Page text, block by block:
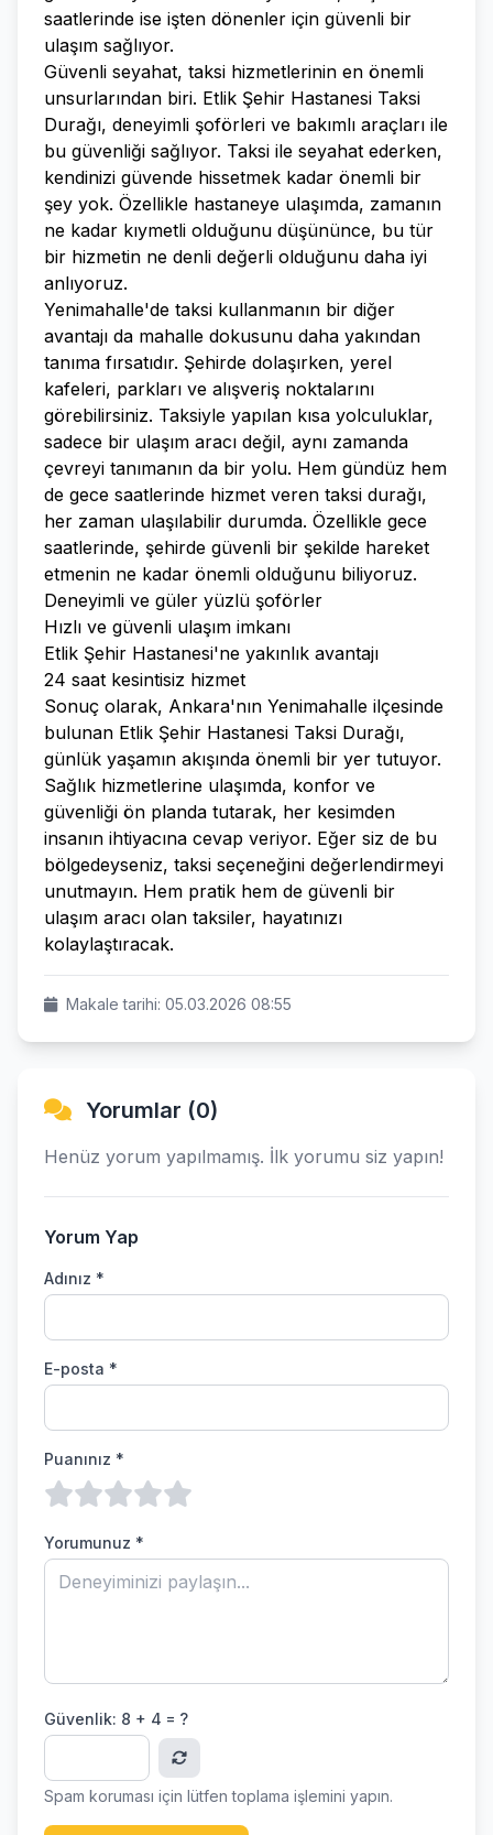
saatlerinde ise işten dönenler için güvenli bir
ulaşım sağlıyor.
Güvenli seyahat, taksi hizmetlerinin en önemli
unsurlarından biri. Etlik Şehir Hastanesi Taksi
Durağı, deneyimli şoförleri ve bakımlı araçları ile
bu güvenliği sağlıyor. Taksi ile seyahat ederken,
kendinizi güvende hissetmek kadar önemli bir
şey yok. Özellikle hastaneye ulaşımda, zamanın
ne kadar kıymetli olduğunu düşününce, bu tür
bir hizmetin ne denli değerli olduğunu daha iyi
anlıyoruz.
Yenimahalle'de taksi kullanmanın bir diğer
avantajı da mahalle dokusunu daha yakından
tanıma fırsatıdır. Şehirde dolaşırken, yerel
kafeleri, parkları ve alışveriş noktalarını
görebilirsiniz. Taksiyle yapılan kısa yolculuklar,
sadece bir ulaşım aracı değil, aynı zamanda
çevreyi tanımanın da bir yolu. Hem gündüz hem
de gece saatlerinde hizmet veren taksi durağı,
her zaman ulaşılabilir durumda. Özellikle gece
saatlerinde, şehirde güvenli bir şekilde hareket
etmenin ne kadar önemli olduğunu biliyoruz.
Deneyimli ve güler yüzlü şoförler
Hızlı ve güvenli ulaşım imkanı
Etlik Şehir Hastanesi'ne yakınlık avantajı
24 saat kesintisiz hizmet
Sonuç olarak, Ankara'nın Yenimahalle ilçesinde
bulunan Etlik Şehir Hastanesi Taksi Durağı,
günlük yaşamın akışında önemli bir yer tutuyor.
Sağlık hizmetlerine ulaşımda, konfor ve
güvenliği ön planda tutarak, her kesimden
insanın ihtiyacına cevap veriyor. Eğer siz de bu
bölgedeyseniz, taksi seçeneğini değerlendirmeyi
unutmayın. Hem pratik hem de güvenli bir
ulaşım aracı olan taksiler, hayatınızı
kolaylaştıracak.
Makale tarihi: 05.03.2026 08:55
Yorumlar (0)
Henüz yorum yapılmamış. İlk yorumu siz yapın!
Yorum Yap
Adınız *
E-posta *
Puanınız *
Yorumunuz *
Güvenlik: 8 + 4 = ?
Spam koruması için lütfen toplama işlemini yapın.